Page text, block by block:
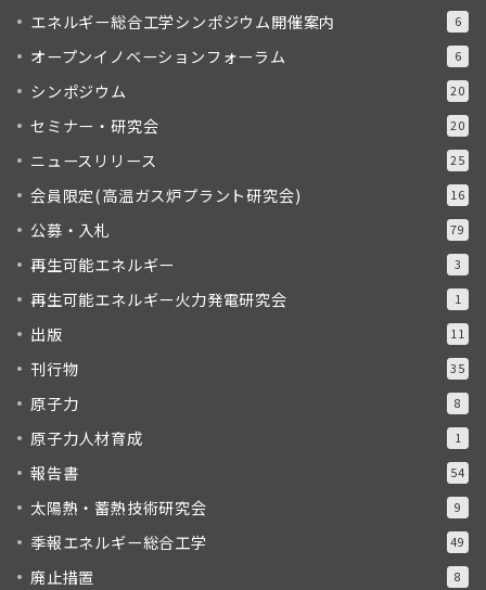
エネルギー総合工学シンポジウム開催案内 6
オープンイノベーションフォーラム 6
シンポジウム 20
セミナー・研究会 20
ニュースリリース 25
会員限定(高温ガス炉プラント研究会) 16
公募・入札 79
再生可能エネルギー 3
再生可能エネルギー火力発電研究会 1
出版 11
刊行物 35
原子力 8
原子力人材育成 1
報告書 54
太陽熱・蓄熱技術研究会 9
季報エネルギー総合工学 49
廃止措置 8